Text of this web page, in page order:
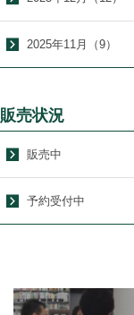
2025年11月（9）
販売状況
販売中
予約受付中